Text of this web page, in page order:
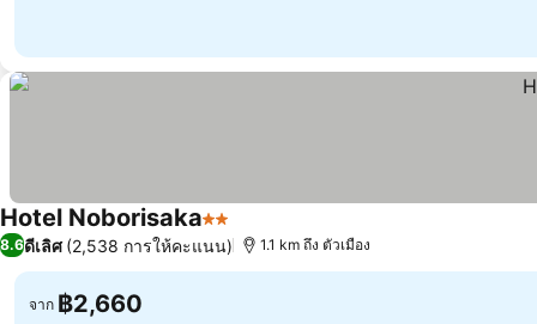
Hotel Noborisaka2 ดาว
8.6ดีเลิศ (2,538 การให้คะแนน) 1.1 km ถึง ตัวเมือง
จาก ฿2,660